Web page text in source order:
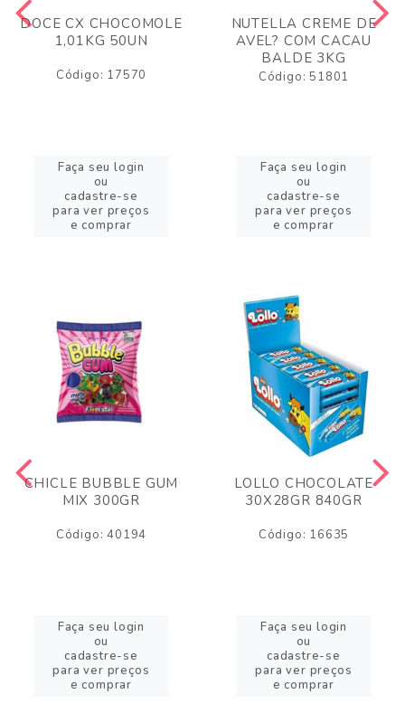
DOCE CX CHOCOMOLE
1,01KG 50UN
Código: 17570
Faça seu login
ou
cadastre-se
para ver preços
e comprar
NUTELLA CREME DE
AVEL? COM CACAU
BALDE 3KG
Código: 51801
Faça seu login
ou
cadastre-se
para ver preços
e comprar
CHICLE BUBBLE GUM
MIX 300GR
Código: 40194
Faça seu login
ou
cadastre-se
para ver preços
e comprar
LOLLO CHOCOLATE
30X28GR 840GR
Código: 16635
Faça seu login
ou
cadastre-se
para ver preços
e comprar